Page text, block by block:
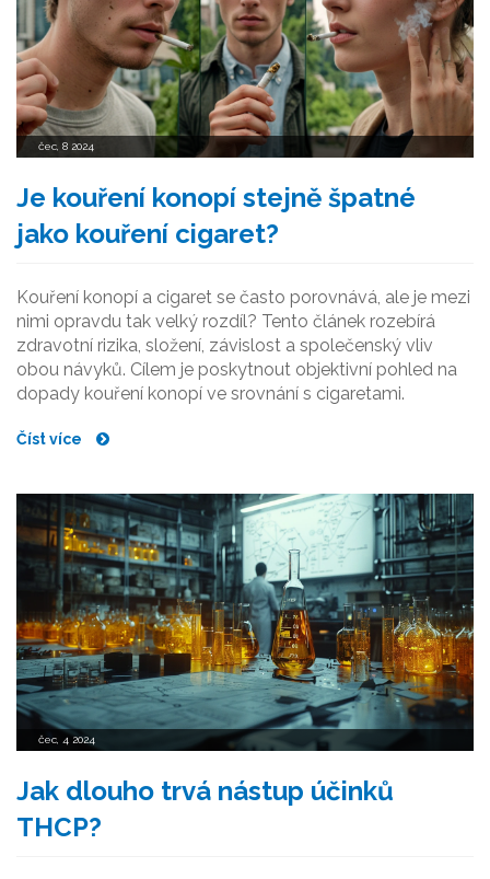
čec, 8 2024
Je kouření konopí stejně špatné
jako kouření cigaret?
Kouření konopí a cigaret se často porovnává, ale je mezi
nimi opravdu tak velký rozdíl? Tento článek rozebírá
zdravotní rizika, složení, závislost a společenský vliv
obou návyků. Cílem je poskytnout objektivní pohled na
dopady kouření konopí ve srovnání s cigaretami.
Číst více
čec, 4 2024
Jak dlouho trvá nástup účinků
THCP?